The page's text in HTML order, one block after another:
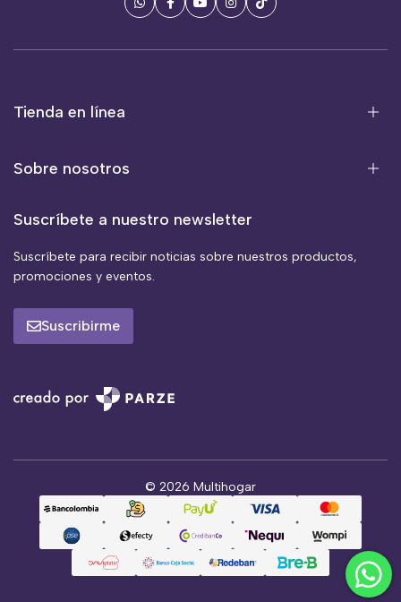
Tienda en línea
Sobre nosotros
Suscríbete a nuestro newsletter
Suscríbete para recibir noticias sobre nuestros productos,
promociones y eventos.
Suscribirme
© 2026 Multihogar